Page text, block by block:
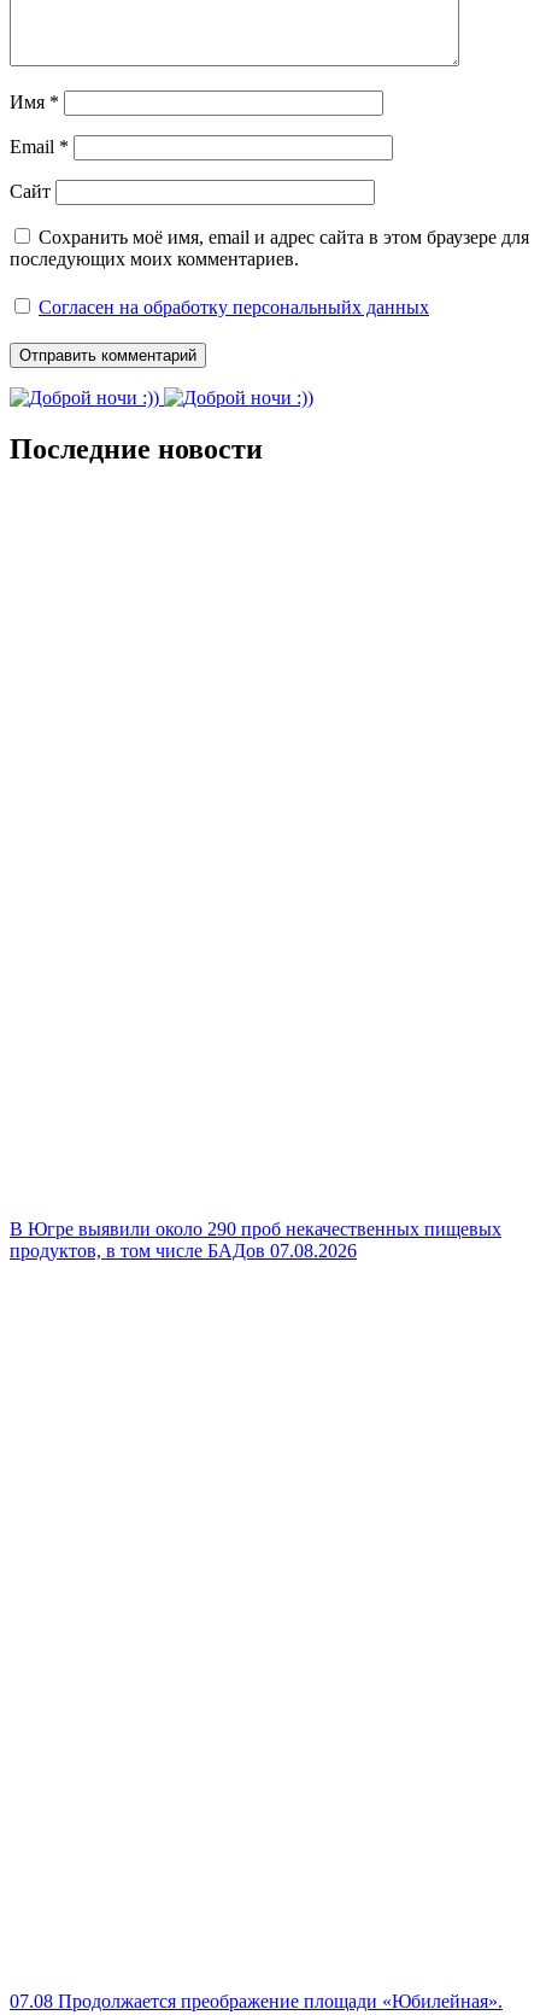
Имя *
Email *
Сайт
Сохранить моё имя, email и адрес сайта в этом браузере для
последующих моих комментариев.
Согласен на обработку персональныйх данных
Последние новости
В Югре выявили около 290 проб некачественных пищевых
продуктов, в том числе БАДов 07.08.2026
07.08 Продолжается преображение площади «Юбилейная».